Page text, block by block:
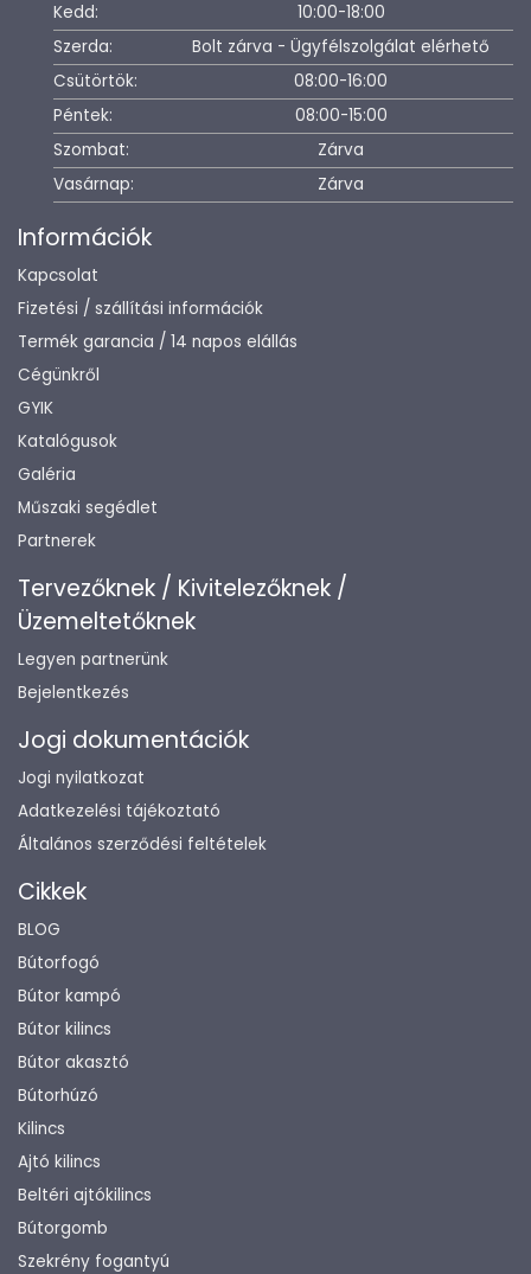
Kedd:
10:00-18:00
Szerda:
Bolt zárva - Ügyfélszolgálat elérhető
Csütörtök:
08:00-16:00
Péntek:
08:00-15:00
Szombat:
Zárva
Vasárnap:
Zárva
Információk
Kapcsolat
Fizetési / szállítási információk
Termék garancia / 14 napos elállás
Cégünkről
GYIK
Katalógusok
Galéria
Műszaki segédlet
Partnerek
Tervezőknek / Kivitelezőknek /
Üzemeltetőknek
Legyen partnerünk
Bejelentkezés
Jogi dokumentációk
Jogi nyilatkozat
Adatkezelési tájékoztató
Általános szerződési feltételek
Cikkek
BLOG
Bútorfogó
Bútor kampó
Bútor kilincs
Bútor akasztó
Bútorhúzó
Kilincs
Ajtó kilincs
Beltéri ajtókilincs
Bútorgomb
Szekrény fogantyú